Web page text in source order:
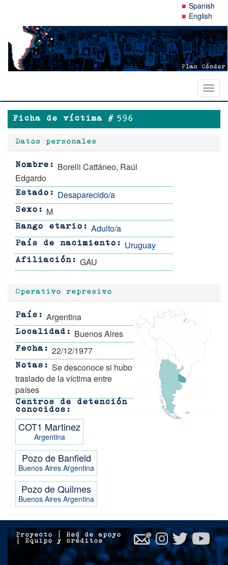
contenido
principal
Spanish
English
Ficha de víctima # 596
Datos personales
Nombre
Borelli Cattáneo, Raúl
Edgardo
Estado Desaparecido/a
Sexo M
Rango etario Adulto/a
País de nacimiento Uruguay
Afiliación GAU
Operativo represivo
País Argentina
Localidad Buenos Aires
Fecha 22/12/1977
Notas
Se desconoce si hubo
traslado de la víctima entre
países
Centros de detención
conocidos
COT1 Martinez
Argentina
Pozo de Banfield
Buenos Aires Argentina
Pozo de Quilmes
Buenos Aires Argentina
Proyecto
Red de apoyo
| Equipo y créditos